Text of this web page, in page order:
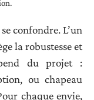
confondre. L’un
la robustesse et
du projet :
ou chapeau
chaque envie,